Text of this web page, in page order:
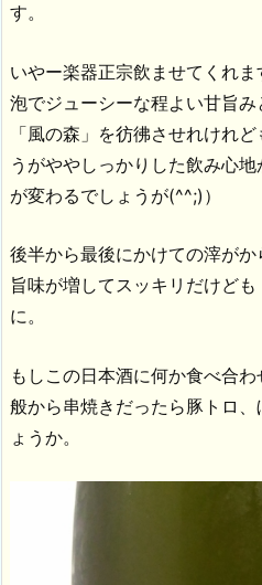
す。
いやー楽器正宗飲ませてくれ
泡でジューシーな程よい甘旨み
「風の森」を彷彿させれけれ
うがややしっかりした飲み心
が変わるでしょうが(^^;)）
後半から最後にかけての滓が
旨味が増してスッキリだけど
に。
もしこの日本酒に何か食べ合
般から串焼きだったら豚トロ
ょうか。